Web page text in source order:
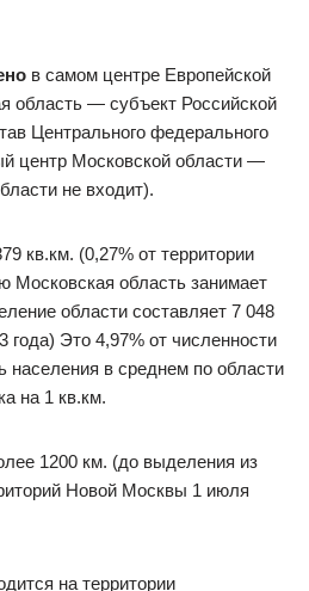
в самом центре Европейской
область — субъект Российской
Центрального федерального
центр Московской области —
не входит).
кв.км. (0,27% от территории
Московская область занимает
области составляет 7 048
года) Это 4,97% от численности
населения в среднем по области
на 1 кв.км.
1200 км. (до выделения из
Новой Москвы 1 июля
на территории